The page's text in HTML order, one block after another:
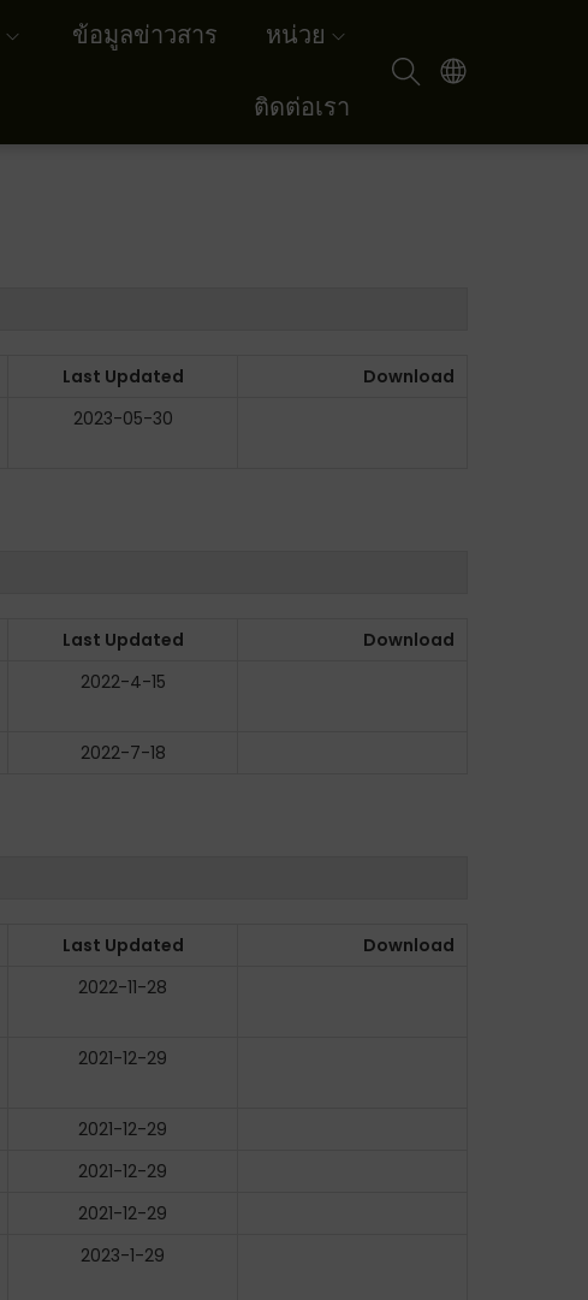
ข้อมูลข่าวสาร หน่วย
ติดต่อเรา
Last Updated
Download
2023-05-30
Last Updated
Download
2022-4-15
2022-7-18
Last Updated
Download
2022-11-28
2021-12-29
2021-12-29
2021-12-29
2021-12-29
2023-1-29